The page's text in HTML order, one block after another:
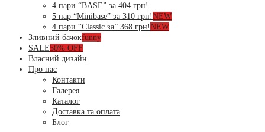
4 пари “BASE” за 404 грн!
5 пар “Minibase” за 310 грн!NEW
4 пари “Classic за” 368 грн!NEW
Зливний бачокfunny
SALE50% OFF
Власний дизайн
Про нас
Контакти
Галерея
Каталог
Доставка та оплата
Блог